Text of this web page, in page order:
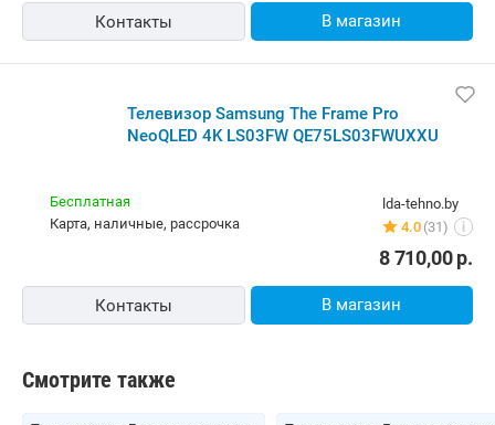
Контакты В магазин
Телевизор Samsung The Frame Pro
NeoQLED 4K LS03FW QE75LS03FWUXXU
lda-tehno.by
4.0 (31) i
Бесплатная
карта, наличные, рассрочка
8 710,00р.
Контакты В магазин
Смотрите также